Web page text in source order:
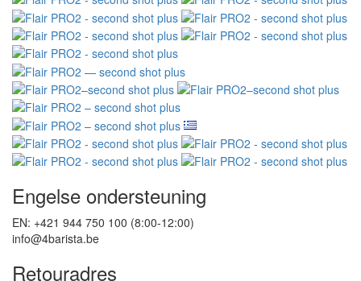
Engelse ondersteuning
EN: +421 944 750 100 (8:00-12:00)
info@4barista.be
Retouradres